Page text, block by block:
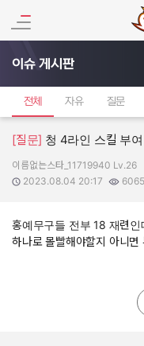
이슈 게시판
전체 자유 질문
[질문] 청 4라인 스킬 부여
작성자:
이름없는스타_11719940 Lv.26
작성일:
2023.08.04 20:17
조회수:
6065
추천수:
홍예무구들 전부 18 재련
하나로 몰빨해야할지 아니